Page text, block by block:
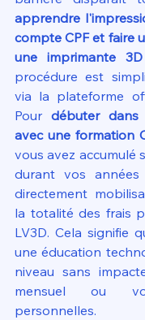
apprendre
compte CPF et faire
une imprimante
procédure est
via la plateforme
Pour débuter dans
avec une formation
vous avez accumulé
durant vos
directement
la totalité des frais
LV3D. Cela signifie
une éducation
niveau sans
mensuel ou
personnelles.